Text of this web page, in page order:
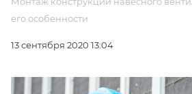
его особенности
13 сентября 2020 13:04